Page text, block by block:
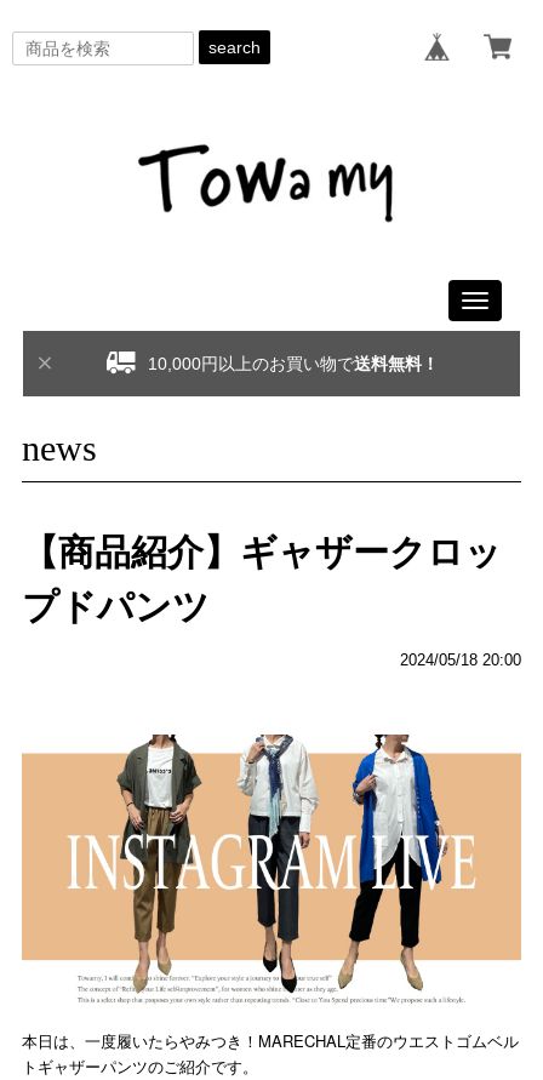
search
Toggle
10,000円以上のお買い物で送料無料！
news
【商品紹介】ギャザークロッ
プドパンツ
2024/05/18 20:00
本日は、一度履いたらやみつき！MARECHAL定番のウエストゴムベル
トギャザーパンツのご紹介です。